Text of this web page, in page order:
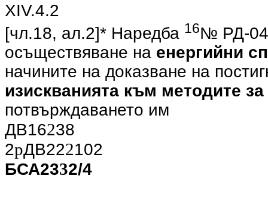
ХIV.4.2
[чл.18, ал.2]* Наредба 16№ РД-
осъществяване на енергийни
начините на доказване на
изискванията към методите
потвърждаването им
ДВ16238
2pДВ222102
БСА2332/4